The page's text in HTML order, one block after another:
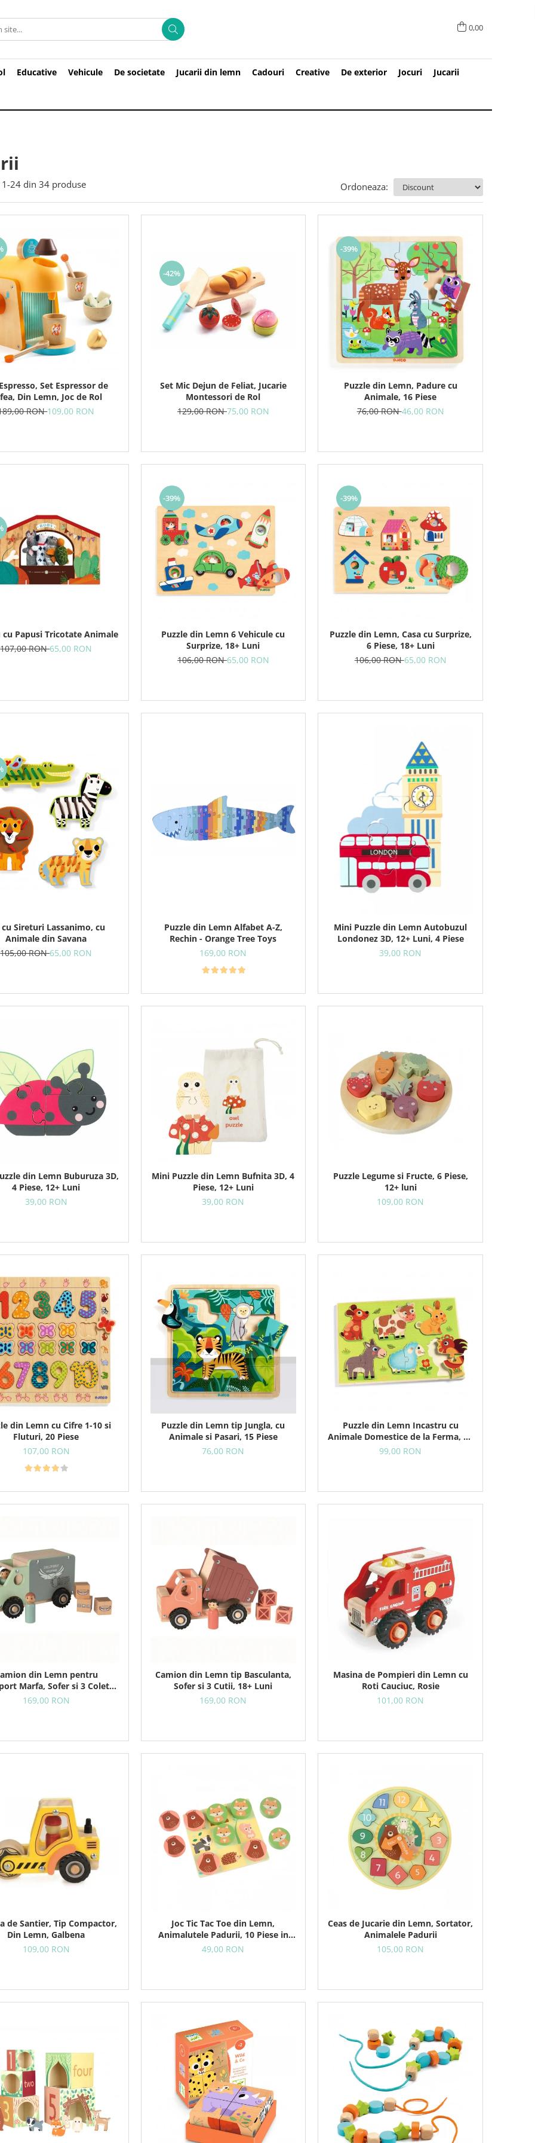
0,00
Educative Vehicule De societate Jucarii din lemn Cadouri Creative De exterior Jocuri Jucarii
1-24 din 34 produse Ordoneaza:
Set Espressor de
Din Lemn, Joc de Rol
RON109,00 RON
-42%
Set Mic Dejun de Feliat, Jucarie
Montessori de Rol
129,00 RON75,00 RON
-39%
Puzzle din Lemn, Padure cu
Animale, 16 Piese
76,00 RON46,00 RON
cu Papusi Tricotate Animale
107,00 RON65,00 RON
-39%
Puzzle din Lemn 6 Vehicule cu
Surprize, 18+ Luni
106,00 RON65,00 RON
-39%
Puzzle din Lemn, Casa cu Surprize,
6 Piese, 18+ Luni
106,00 RON65,00 RON
cu Sireturi Lassanimo, cu
Animale din Savana
105,00 RON65,00 RON
Puzzle din Lemn Alfabet A-Z,
Rechin - Orange Tree Toys
169,00 RON
Mini Puzzle din Lemn Autobuzul
Londonez 3D, 12+ Luni, 4 Piese
39,00 RON
din Lemn Buburuza 3D,
4 Piese, 12+ Luni
39,00 RON
Mini Puzzle din Lemn Bufnita 3D, 4
Piese, 12+ Luni
39,00 RON
Puzzle Legume si Fructe, 6 Piese,
12+ luni
109,00 RON
din Lemn cu Cifre 1-10 si
Fluturi, 20 Piese
107,00 RON
Puzzle din Lemn tip Jungla, cu
Animale si Pasari, 15 Piese
76,00 RON
Puzzle din Lemn Incastru cu
Animale Domestice de la Ferma, 12
Piese
99,00 RON
din Lemn pentru
Marfa, Sofer si 3 Colete,
18+ Luni
169,00 RON
Camion din Lemn tip Basculanta,
Sofer si 3 Cutii, 18+ Luni
169,00 RON
Masina de Pompieri din Lemn cu
Roti Cauciuc, Rosie
101,00 RON
de Santier, Tip Compactor,
Din Lemn, Galbena
109,00 RON
Joc Tic Tac Toe din Lemn,
Animalutele Padurii, 10 Piese in
Punga Textila
49,00 RON
Ceas de Jucarie din Lemn, Sortator,
Animalele Padurii
105,00 RON